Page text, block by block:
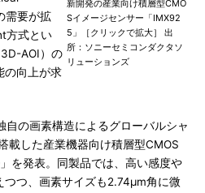
新開発の産業向け積層型CMO
Sイメージセンサー「IMX92
5」［クリックで拡大］ 出
所：ソニーセミコンダクタソ
リューションズ
需要が拡
方式とい
AOI）の
の向上が求
の画素構造によるグローバルシャ
載した産業機器向け積層型CMOS
を発表。同製品では、高い感度や
つ、画素サイズも2.74μm角に微